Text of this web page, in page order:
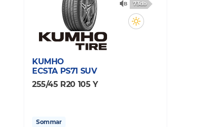
73db
KUMHO
ECSTA PS71 SUV
255/45 R20 105 Y
Sommar